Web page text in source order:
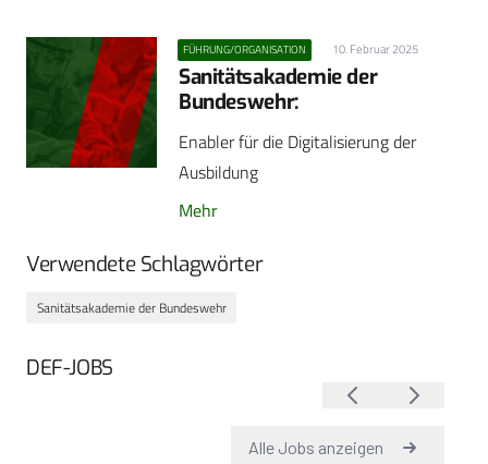
FÜHRUNG/ORGANISATION 10. Februar 2025
Sanitätsakademie der
Bundeswehr:
Enabler für die Digitalisierung der
Ausbildung
Mehr
Verwendete Schlagwörter
Sanitätsakademie der Bundeswehr
DEF-JOBS